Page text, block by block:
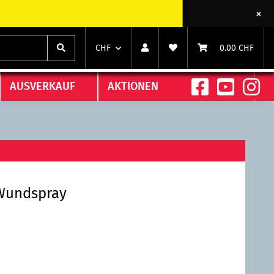
CHF 0.00 CHF
AUSVERKAUF AKTIONEN